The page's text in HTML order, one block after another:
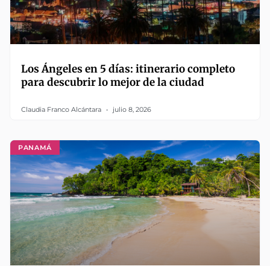
Los Ángeles en 5 días: itinerario completo
para descubrir lo mejor de la ciudad
Claudia Franco Alcántara julio 8, 2026
PANAMÁ